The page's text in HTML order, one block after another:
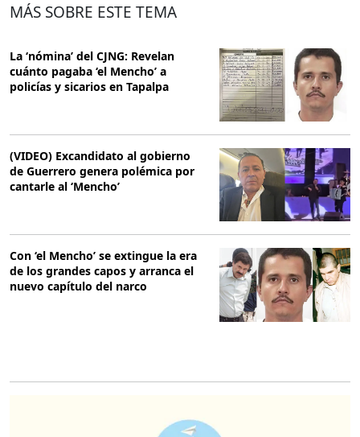
MÁS SOBRE ESTE TEMA
La ‘nómina’ del CJNG: Revelan
cuánto pagaba ‘el Mencho’ a
policías y sicarios en Tapalpa
(VIDEO) Excandidato al gobierno
de Guerrero genera polémica por
cantarle al ‘Mencho’
Con ‘el Mencho’ se extingue la era
de los grandes capos y arranca el
nuevo capítulo del narco